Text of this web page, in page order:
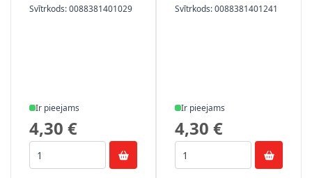
Svītrkods: 0088381401029
Ir pieejams
4,30 €
Svītrkods: 0088381401241
Ir pieejams
4,30 €